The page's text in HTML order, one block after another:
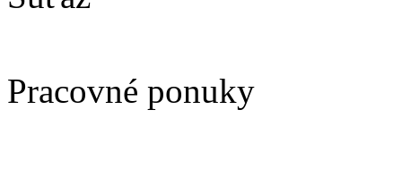
Pracovné ponuky